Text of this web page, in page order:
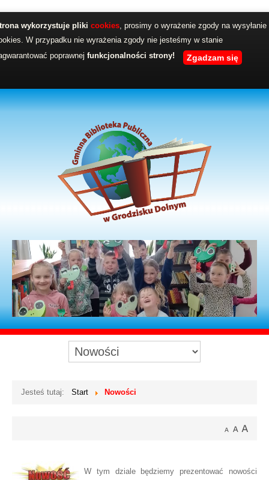
wykorzystuje pliki cookies, prosimy o wyrażenie zgody na wysyłanie
W przypadku nie wyrażenia zgody nie jesteśmy w stanie
poprawnej funkcjonalności strony! Zgadzam się
Jesteś tutaj: Start Nowości
W tym dziale będziemy prezentować nowości